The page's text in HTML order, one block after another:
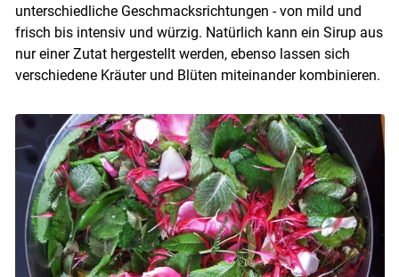
unterschiedliche Geschmacksrichtungen - von mild und
frisch bis intensiv und würzig. Natürlich kann ein Sirup aus
nur einer Zutat hergestellt werden, ebenso lassen sich
verschiedene Kräuter und Blüten miteinander kombinieren.